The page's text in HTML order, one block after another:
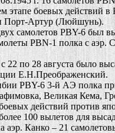
боевых действий в
Порт-Артур (Люйшунь).
самолетов PBY-6 был
PBN-1 полка с аэр.
по 28 августа было
Е.Н.Преображенский.
PBY-6 3-й АЭ полка
Великая Кема,
действий против
100 вылетов для
аэр. Канко – 21